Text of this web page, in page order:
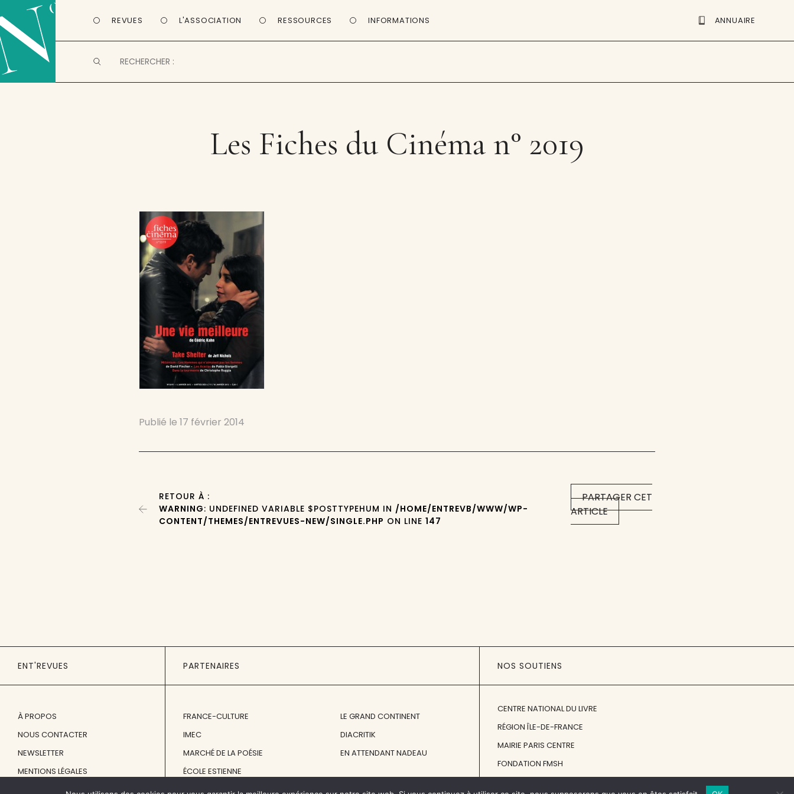
REVUES L'ASSOCIATION RESSOURCES INFORMATIONS ANNUAIRE
Les Fiches du Cinéma n° 2019
Publié le17 février 2014
PARTAGER CET
ARTICLE
RETOUR À :
WARNING: UNDEFINED VARIABLE $POSTTYPEHUM IN /HOME/ENTREVB/WWW/WP-
CONTENT/THEMES/ENTREVUES-NEW/SINGLE.PHP ON LINE147
ENT'REVUES
À PROPOS
NOUS CONTACTER
NEWSLETTER
MENTIONS LÉGALES
PARTENAIRES
FRANCE-CULTURE
IMEC
MARCHÉ DE LA POÉSIE
ÉCOLE ESTIENNE
LE GRAND CONTINENT
DIACRITIK
EN ATTENDANT NADEAU
NOS SOUTIENS
CENTRE NATIONAL DU LIVRE
RÉGION ÎLE-DE-FRANCE
MAIRIE PARIS CENTRE
FONDATION FMSH